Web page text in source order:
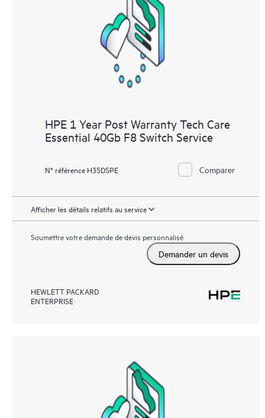
les différents produits installés dans leur environnement et en
comprenant comment ces produits interagissent ensemble. Les
nouveaux outils en libre-service permettent aux Clients
d’effectuer certaines activités sans avoir à ouvrir un incident de
support, tout en fournissant un portail de ressources de
connaissances dûment sélectionnées. Le service HPE Tech Care
périphérie au cloud.
HPE 1 Year Post Warranty Tech Care
Essential 40Gb F8 Switch Service
N° référence H35D5PE Comparer
Afficher les détails relatifs au service
Soumettre votre demande de devis personnalisé
Demander un devis
HEWLETT PACKARD
ENTERPRISE